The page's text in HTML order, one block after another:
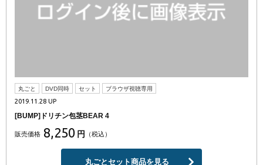
丸ごと DVD同時 セット ブラウザ視聴専用
2019.11.28 UP
[BUMP]ドリチン包茎BEAR 4
販売価格 8,250 円 （税込）
丸ごとセット商品を見る